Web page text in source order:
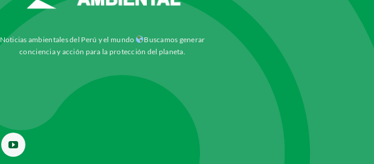
Noticias ambientales del Perú y el mundo
Buscamos generar
conciencia y acción para la protección del planeta.